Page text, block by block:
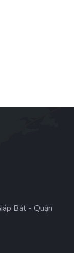
Bát - Quận